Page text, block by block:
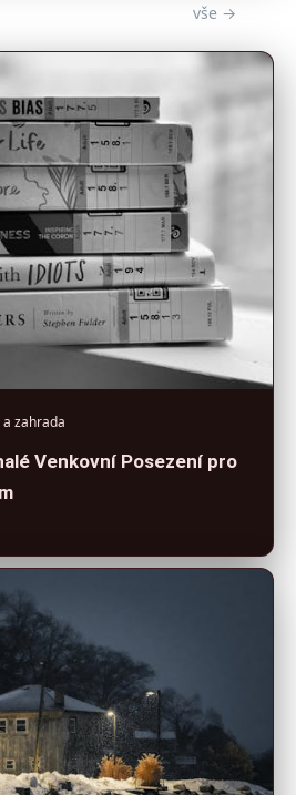
vše →
zahrada
Venkovní Posezení pro